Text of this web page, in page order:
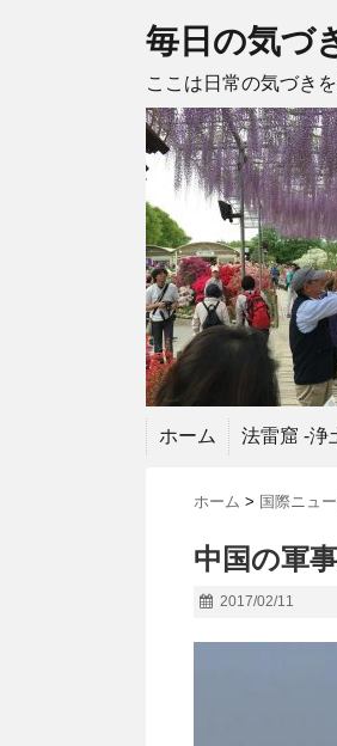
毎日の気づ
ここは日常の気づき
ホーム 法雷窟 -浄
ホーム > 国際ニュ
中国の軍
2017/02/11